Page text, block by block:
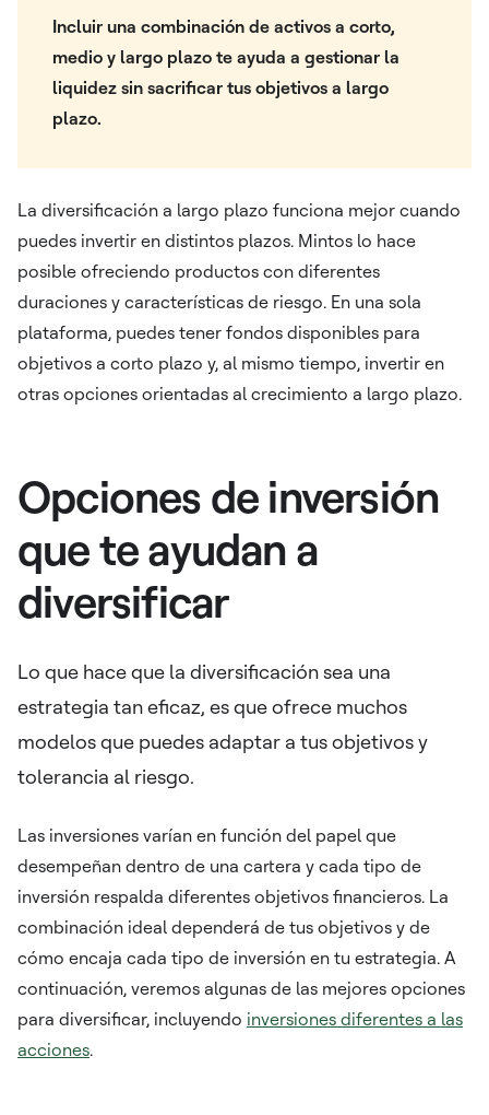
Incluir una combinación de activos a corto,
medio y largo plazo te ayuda a gestionar la
liquidez sin sacrificar tus objetivos a largo
plazo.
La diversificación a largo plazo funciona mejor cuando
puedes invertir en distintos plazos. Mintos lo hace
posible ofreciendo productos con diferentes
duraciones y características de riesgo. En una sola
plataforma, puedes tener fondos disponibles para
objetivos a corto plazo y, al mismo tiempo, invertir en
otras opciones orientadas al crecimiento a largo plazo.
Opciones de inversión
que te ayudan a
diversificar
Lo que hace que la diversificación sea una
estrategia tan eficaz, es que ofrece muchos
modelos que puedes adaptar a tus objetivos y
tolerancia al riesgo.
Las inversiones varían en función del papel que
desempeñan dentro de una cartera y cada tipo de
inversión respalda diferentes objetivos financieros. La
combinación ideal dependerá de tus objetivos y de
cómo encaja cada tipo de inversión en tu estrategia. A
continuación, veremos algunas de las mejores opciones
para diversificar, incluyendo inversiones diferentes a las
acciones.